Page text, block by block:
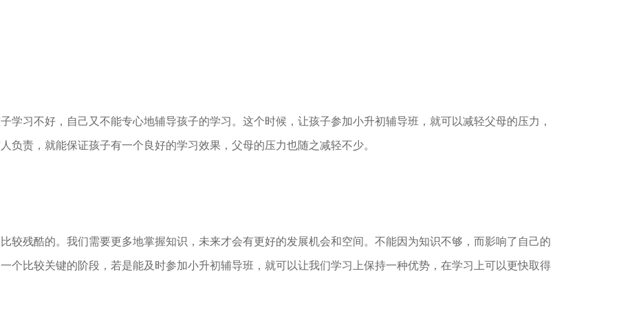
习不好，自己又不能专心地辅导孩子的学习。这个时候，让孩子参加小升初辅导班，就可以减轻父母的压力，
负责，就能保证孩子有一个良好的学习效果，父母的压力也随之减轻不少。
残酷的。我们需要更多地掌握知识，未来才会有更好的发展机会和空间。不能因为知识不够，而影响了自己的
个比较关键的阶段，若是能及时参加小升初辅导班，就可以让我们学习上保持一种优势，在学习上可以更快取得